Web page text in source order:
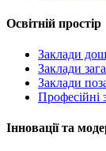
Освітній простір
Заклади
Заклади
Заклади
Професійні
Інновації та